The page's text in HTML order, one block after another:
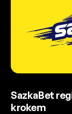
SazkaBet
krokem